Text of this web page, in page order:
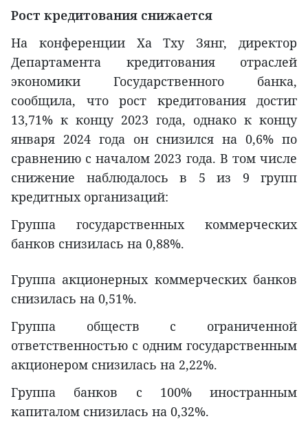
Рост кредитования снижается
На конференции Ха Тху Зянг, директор
Департамента кредитования отраслей
экономики Государственного банка,
сообщила, что рост кредитования достиг
13,71% к концу 2023 года, однако к концу
января 2024 года он снизился на 0,6% по
сравнению с началом 2023 года. В том числе
снижение наблюдалось в 5 из 9 групп
кредитных организаций:
Группа государственных коммерческих
банков снизилась на 0,88%.
Группа акционерных коммерческих банков
снизилась на 0,51%.
Группа обществ с ограниченной
ответственностью с одним государственным
акционером снизилась на 2,22%.
Группа банков с 100% иностранным
капиталом снизилась на 0,32%.